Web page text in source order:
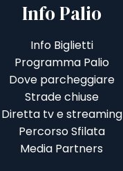
Info Palio
Info Biglietti
Programma Palio
Dove parcheggiare
Strade chiuse
Diretta tv e streaming
Percorso Sfilata
Media Partners